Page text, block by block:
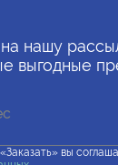
нашу
выгодные
вы